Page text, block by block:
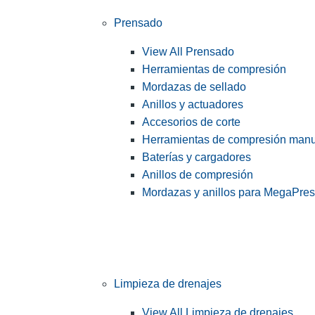
Prensado
View All Prensado
Herramientas de compresión
Mordazas de sellado
Anillos y actuadores
Accesorios de corte
Herramientas de compresión
Baterías y cargadores
Anillos de compresión
Mordazas y anillos para
Limpieza de drenajes
View All Limpieza de drenajes